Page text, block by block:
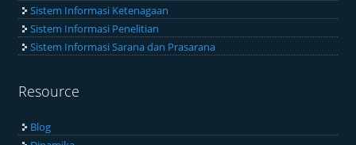
Sistem Informasi Ketenagaan
Sistem Informasi Penelitian
Sistem Informasi Sarana dan Prasarana
Resource
Blog